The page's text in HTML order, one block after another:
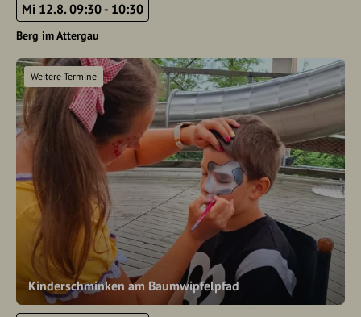
Mi 12.8. 09:30 - 10:30
Berg im Attergau
Kinderschminken am Baumwipfelpfad
Weitere Termine